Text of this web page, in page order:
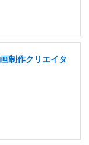
制作クリエイタ